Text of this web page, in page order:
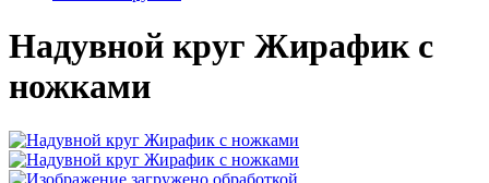
Надувной круг Жирафик с
ножками